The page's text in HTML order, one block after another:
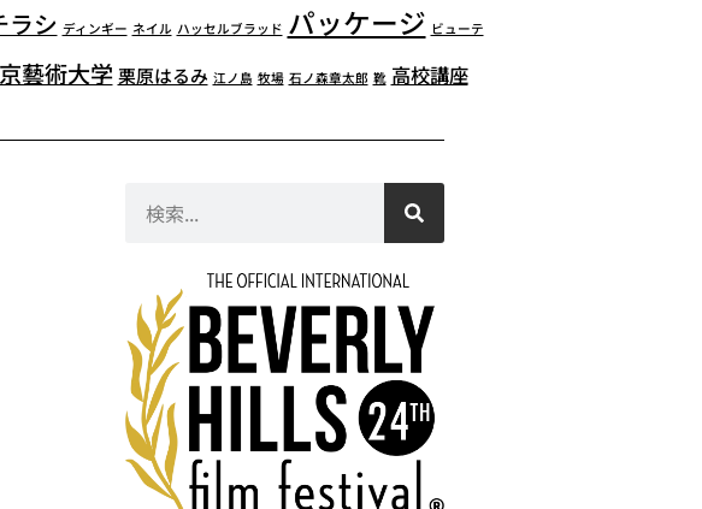
ラシ ディンギー ネイル ハッセルブラッド パッケージ ビューテ
藝術大学 栗原はるみ 江ノ島 牧場 石ノ森章太郎 靴 高校講座